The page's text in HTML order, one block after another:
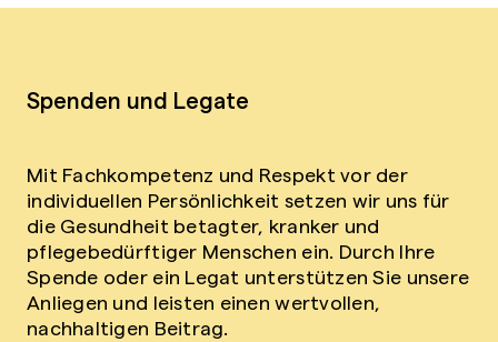
Spenden und Legate
Mit Fachkompetenz und Respekt vor der
individuellen Persönlichkeit setzen wir uns für
die Gesundheit betagter, kranker und
pflegebedürftiger Menschen ein. Durch Ihre
Spende oder ein Legat unterstützen Sie unsere
Anliegen und leisten einen wertvollen,
nachhaltigen Beitrag.